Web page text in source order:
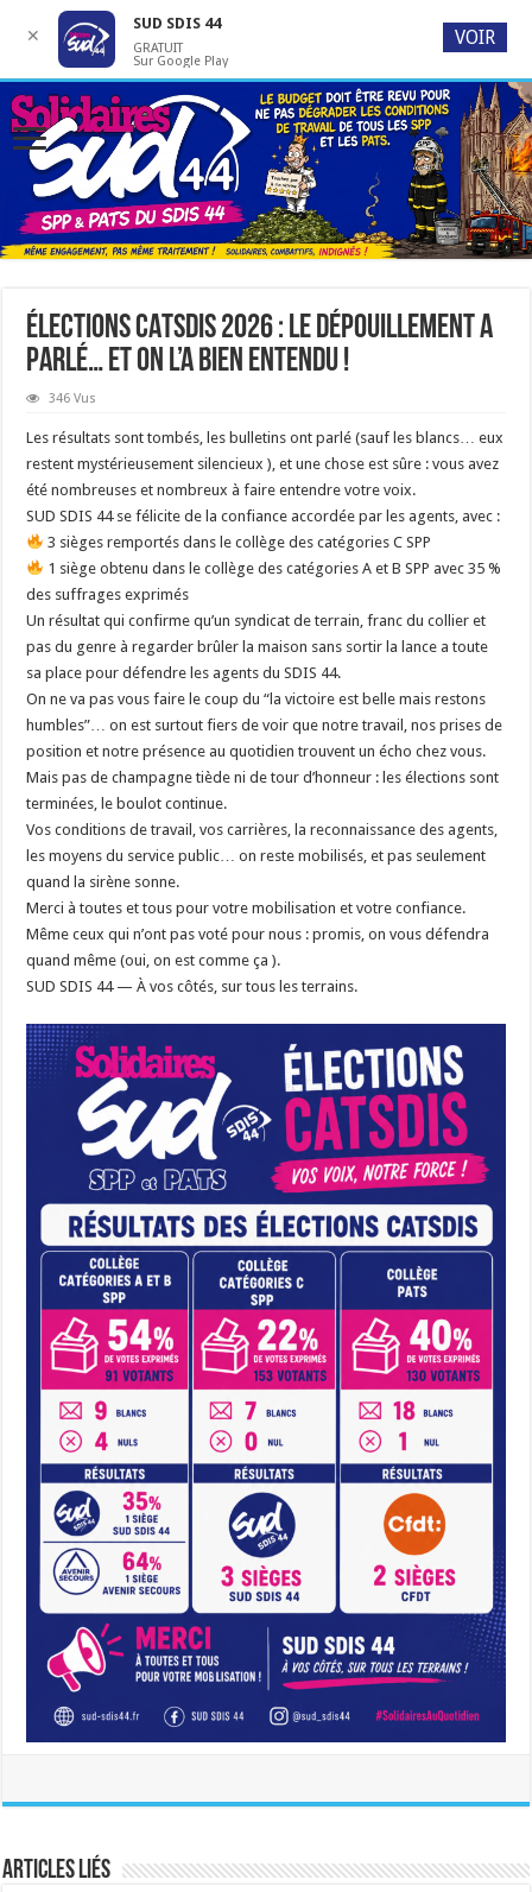
ÉLECTIONS CATSDIS 2026 : LE DÉPOUILLEMENT A
PARLÉ… ET ON L’A BIEN ENTENDU !
346 Vus
Les résultats sont tombés, les bulletins ont parlé (sauf les blancs… eux
restent mystérieusement silencieux ), et une chose est sûre : vous avez
été nombreuses et nombreux à faire entendre votre voix.
SUD SDIS 44 se félicite de la confiance accordée par les agents, avec :
3 sièges remportés dans le collège des catégories C SPP
1 siège obtenu dans le collège des catégories A et B SPP avec 35 %
des suffrages exprimés
Un résultat qui confirme qu’un syndicat de terrain, franc du collier et
pas du genre à regarder brûler la maison sans sortir la lance a toute
sa place pour défendre les agents du SDIS 44.
On ne va pas vous faire le coup du “la victoire est belle mais restons
humbles”… on est surtout fiers de voir que notre travail, nos prises de
position et notre présence au quotidien trouvent un écho chez vous.
Mais pas de champagne tiède ni de tour d’honneur : les élections sont
terminées, le boulot continue.
Vos conditions de travail, vos carrières, la reconnaissance des agents,
les moyens du service public… on reste mobilisés, et pas seulement
quand la sirène sonne.
Merci à toutes et tous pour votre mobilisation et votre confiance.
Même ceux qui n’ont pas voté pour nous : promis, on vous défendra
quand même (oui, on est comme ça ).
SUD SDIS 44 — À vos côtés, sur tous les terrains.
Articles liés
✕
SUD SDIS 44
GRATUIT
Sur Google Play
VOIR